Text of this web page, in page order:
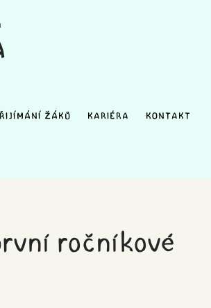
ŽÁKŮ KARIÉRA KONTAKT
ročníkové